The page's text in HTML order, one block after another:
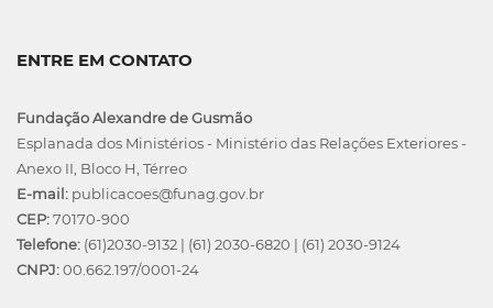
ENTRE EM CONTATO
Fundação Alexandre de Gusmão
Esplanada dos Ministérios - Ministério das Relações Exteriores -
Anexo II, Bloco H, Térreo
E-mail: publicacoes@funag.gov.br
CEP:70170-900
Telefone: (61)2030-9132 | (61) 2030-6820 | (61) 2030-9124
CNPJ:00.662.197/0001-24